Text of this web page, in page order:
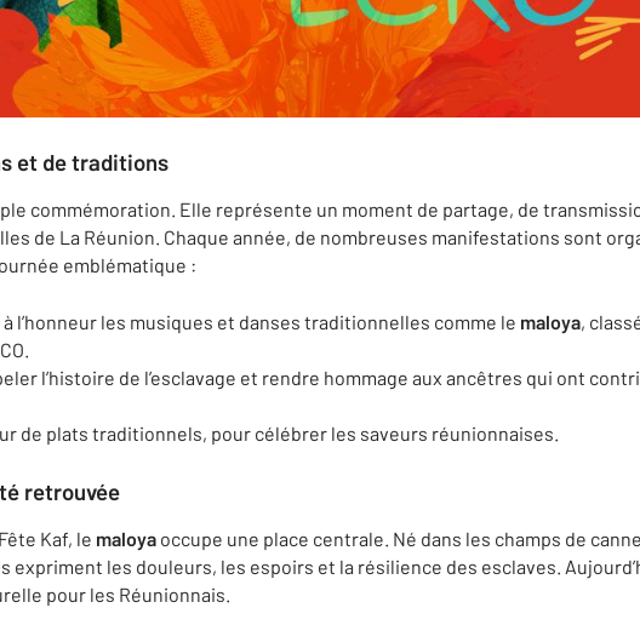
et de traditions
commémoration. Elle représente un moment de partage, de
de La Réunion. Chaque année, de nombreuses manifestations sont
emblématique :
l’honneur les musiques et danses traditionnelles comme le maloya,
l’histoire de l’esclavage et rendre hommage aux ancêtres qui ont
de plats traditionnels, pour célébrer les saveurs réunionnaises.
retrouvée
Kaf, le maloya occupe une place centrale. Né dans les champs de
les douleurs, les espoirs et la résilience des esclaves.
pour les Réunionnais.